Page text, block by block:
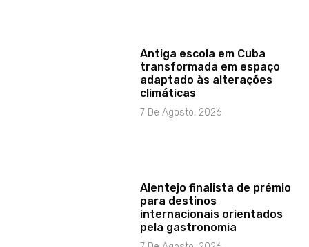
Antiga escola em Cuba
transformada em espaço
adaptado às alterações
climáticas
7 De Agosto, 2026
Alentejo finalista de prémio
para destinos
internacionais orientados
pela gastronomia